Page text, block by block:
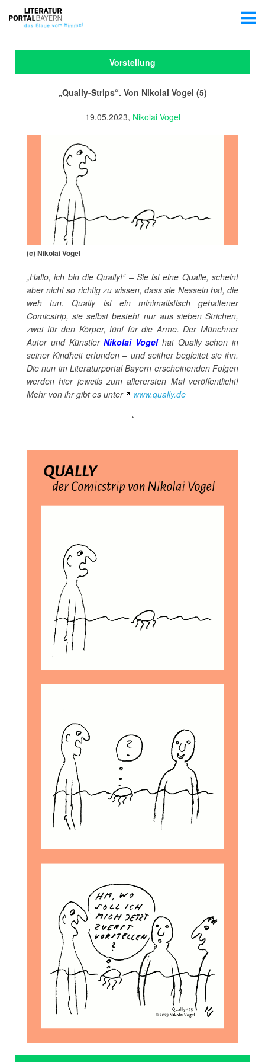
Vorstellung
„Qually-Strips“. Von Nikolai Vogel (5)
19.05.2023, Nikolai Vogel
(c) Nikolai Vogel
„Hallo, ich bin die Qually!“ – Sie ist eine Qualle, scheint
aber nicht so richtig zu wissen, dass sie Nesseln hat, die
weh tun. Qually ist ein minimalistisch gehaltener
Comicstrip, sie selbst besteht nur aus sieben Strichen,
zwei für den Körper, fünf für die Arme. Der Münchner
Autor und KünstlerNikolai Vogelhat Qually schon in
seiner Kindheit erfunden – und seither begleitet sie ihn.
Die nun im Literaturportal Bayern erscheinenden Folgen
werden hier jeweils zum allerersten Mal veröffentlicht!
Mehr von ihr gibt es unter
www.qually.de
*